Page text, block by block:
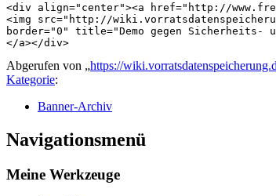
<div align="center"><a href="http://
<img src="http://
border="0" title="Demo gegen Sicherheits-
</a></div>
Abgerufen von „https://
Kategorie:
Banner-Archiv
Navigationsmenü
Meine Werkzeuge